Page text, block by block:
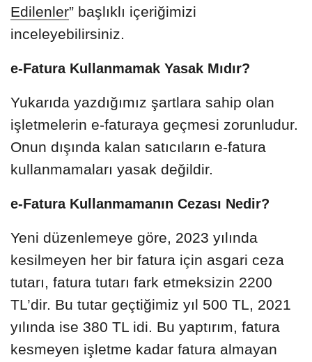
Edilenler” başlıklı içeriğimizi
inceleyebilirsiniz.
e-Fatura Kullanmamak Yasak Mıdır?
Yukarıda yazdığımız şartlara sahip olan
işletmelerin e-faturaya geçmesi zorunludur.
Onun dışında kalan satıcıların e-fatura
kullanmamaları yasak değildir.
e-Fatura Kullanmamanın Cezası Nedir?
Yeni düzenlemeye göre, 2023 yılında
kesilmeyen her bir fatura için asgari ceza
tutarı, fatura tutarı fark etmeksizin 2200
TL’dir. Bu tutar geçtiğimiz yıl 500 TL, 2021
yılında ise 380 TL idi. Bu yaptırım, fatura
kesmeyen işletme kadar fatura almayan